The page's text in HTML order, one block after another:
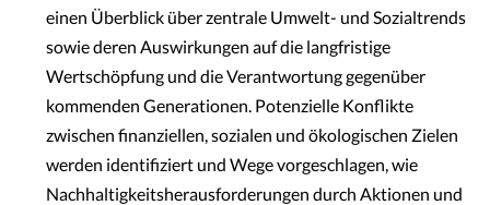
einen Überblick über zentrale Umwelt- und Sozialtrends
sowie deren Auswirkungen auf die langfristige
Wertschöpfung und die Verantwortung gegenüber
kommenden Generationen. Potenzielle Konflikte
zwischen finanziellen, sozialen und ökologischen Zielen
werden identifiziert und Wege vorgeschlagen, wie
Nachhaltigkeitsherausforderungen durch Aktionen und